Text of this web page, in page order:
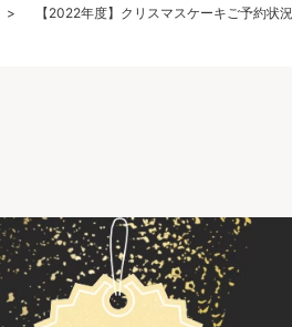
【2022年度】クリスマスケーキご予約状況